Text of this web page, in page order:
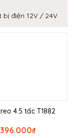
bị điện 12V / 24V
4.5 tấc T1882
₫
396.000